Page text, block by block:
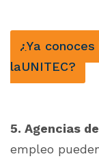
¿Ya
laUNITEC?
5. Agencias
empleo